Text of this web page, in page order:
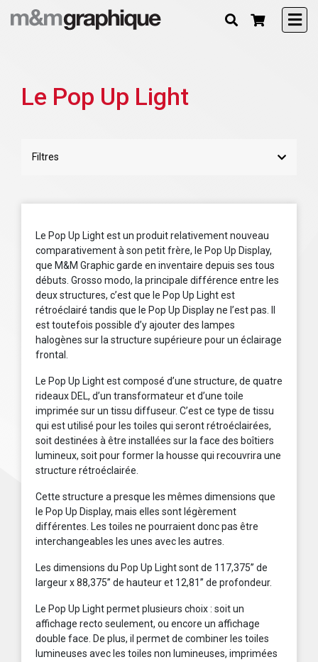
Le Pop Up Light
Filtres
Le Pop Up Light est un produit relativement nouveau
comparativement à son petit frère, le Pop Up Display,
que M&M Graphic garde en inventaire depuis ses tous
débuts. Grosso modo, la principale différence entre les
deux structures, c’est que le Pop Up Light est
rétroéclairé tandis que le Pop Up Display ne l’est pas. Il
est toutefois possible d’y ajouter des lampes
halogènes sur la structure supérieure pour un éclairage
frontal.
Le Pop Up Light est composé d’une structure, de quatre
rideaux DEL, d’un transformateur et d’une toile
imprimée sur un tissu diffuseur. C’est ce type de tissu
qui est utilisé pour les toiles qui seront rétroéclairées,
soit destinées à être installées sur la face des boîtiers
lumineux, soit pour former la housse qui recouvrira une
structure rétroéclairée.
Cette structure a presque les mêmes dimensions que
le Pop Up Display, mais elles sont légèrement
différentes. Les toiles ne pourraient donc pas être
interchangeables les unes avec les autres.
Les dimensions du Pop Up Light sont de 117,375’’ de
largeur x 88,375’’ de hauteur et 12,81’’ de profondeur.
Le Pop Up Light permet plusieurs choix : soit un
affichage recto seulement, ou encore un affichage
double face. De plus, il permet de combiner les toiles
lumineuses avec les toiles non lumineuses, imprimées